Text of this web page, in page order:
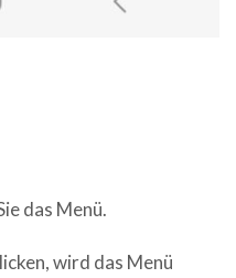
das Menü.
wird das Menü